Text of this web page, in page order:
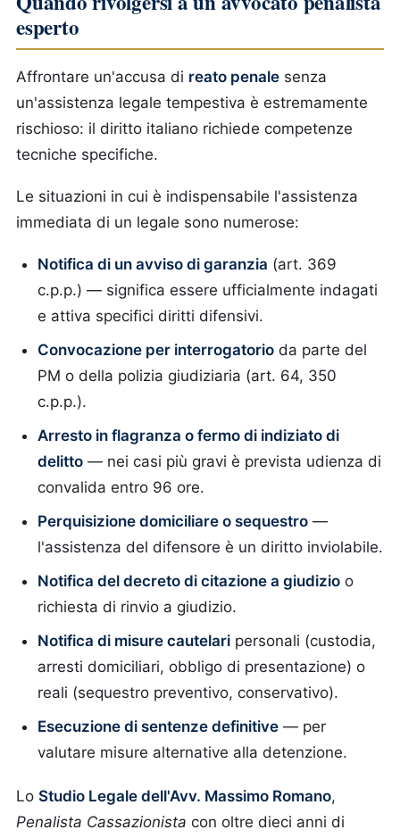
esperto
Affrontare un'accusa di reato penale senza
un'assistenza legale tempestiva è estremamente
rischioso: il diritto italiano richiede competenze
tecniche specifiche.
Le situazioni in cui è indispensabile l'assistenza
immediata di un legale sono numerose:
Notifica di un avviso di garanzia (art. 369
c.p.p.) — significa essere ufficialmente indagati
e attiva specifici diritti difensivi.
Convocazione per interrogatorio da parte del
PM o della polizia giudiziaria (art. 64, 350
c.p.p.).
Arresto in flagranza o fermo di indiziato di
delitto — nei casi più gravi è prevista udienza di
convalida entro 96 ore.
Perquisizione domiciliare o sequestro —
l'assistenza del difensore è un diritto inviolabile.
Notifica del decreto di citazione a giudizio o
richiesta di rinvio a giudizio.
Notifica di misure cautelari personali (custodia,
arresti domiciliari, obbligo di presentazione) o
reali (sequestro preventivo, conservativo).
Esecuzione di sentenze definitive — per
valutare misure alternative alla detenzione.
Lo Studio Legale dell'Avv. Massimo Romano,
Penalista Cassazionista con oltre dieci anni di